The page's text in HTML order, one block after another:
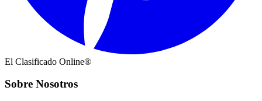
El Clasificado Online®
Sobre Nosotros